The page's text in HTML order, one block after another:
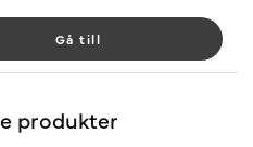
Gå till
produkter